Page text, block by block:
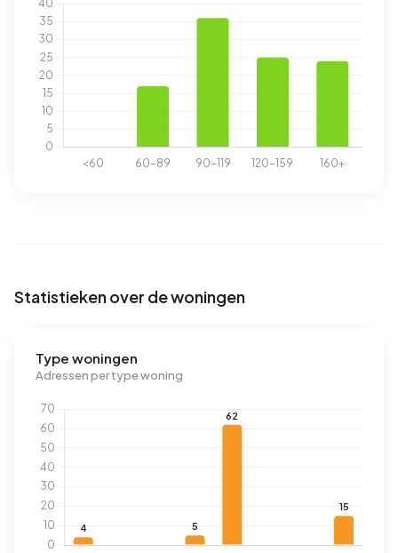
Statistieken over de woningen
Type woningen
Adressen per type woning